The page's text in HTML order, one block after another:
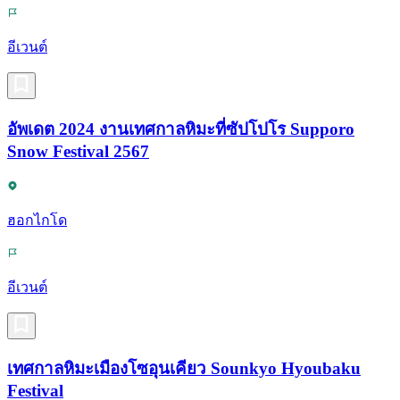
อีเวนต์
อัพเดต 2024 งานเทศกาลหิมะที่ซัปโปโร Supporo
Snow Festival 2567
ฮอกไกโด
อีเวนต์
เทศกาลหิมะเมืองโซอุนเคียว Sounkyo Hyoubaku
Festival